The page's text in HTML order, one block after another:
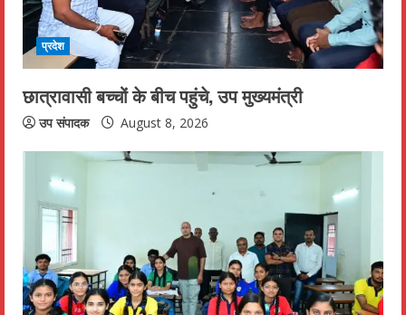
d
i
n
g
प्रदेश
छात्रावासी बच्चों के बीच पहुंचे, उप मुख्यमंत्री
उप संपादक August 8, 2026